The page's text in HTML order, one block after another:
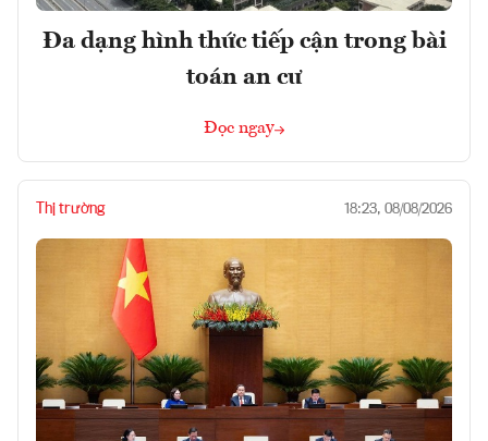
Đa dạng hình thức tiếp cận trong bài
toán an cư
Đọc ngay
Thị trường 18:23, 08/08/2026